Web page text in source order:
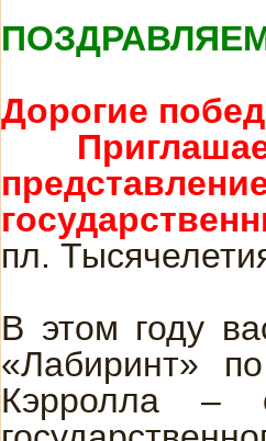
Дорогие
пл.
В этом году
«Лабиринт»
Кэрролла –